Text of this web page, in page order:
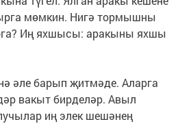
мөмкин. Нигә тормышны
Иң яхшысы: аракыны яхшы
әле барып җитмәде. Аларга
вакыт бирделәр. Авыл
иң элек шешәнең